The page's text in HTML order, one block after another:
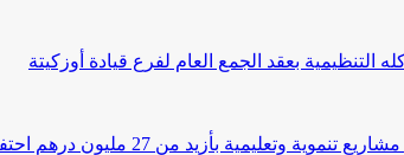
التنظيمية بعقد الجمع العام لفرع قيادة أوزكيتة
وتعليمية بأزيد من 27 مليون درهم احتفاءً…